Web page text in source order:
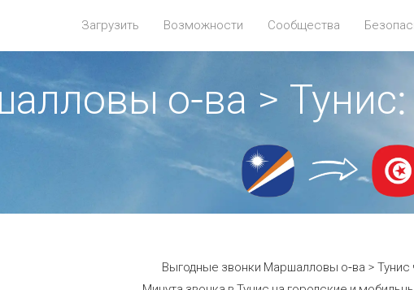
Загрузить Возможности Сообщества
о-ва >
Выгодные звонки Маршалловы о-ва > Тунис